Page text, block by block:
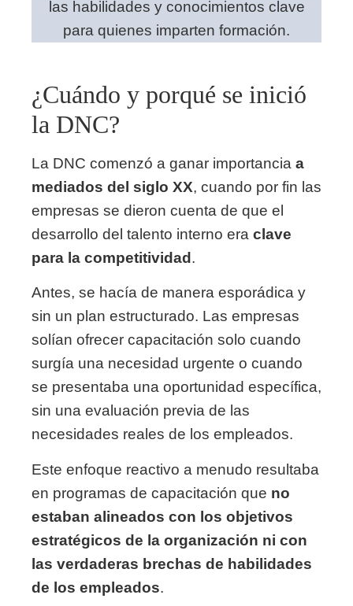
las habilidades y conocimientos clave
para quienes imparten formación.
¿Cuándo y porqué se inició
la DNC?
La DNC comenzó a ganar importancia a
mediados del siglo XX, cuando por fin las
empresas se dieron cuenta de que el
desarrollo del talento interno era clave
para la competitividad .
Antes, se hacía de manera esporádica y
sin un plan estructurado. Las empresas
solían ofrecer capacitación solo cuando
surgía una necesidad urgente o cuando
se presentaba una oportunidad específica,
sin una evaluación previa de las
necesidades reales de los empleados.
Este enfoque reactivo a menudo resultaba
en programas de capacitación que no
estaban alineados con los objetivos
estratégicos de la organización ni con
las verdaderas brechas de habilidades
de los empleados.